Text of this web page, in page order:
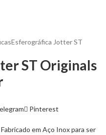
Esferográfica Jotter ST
ST Originals
Pinterest